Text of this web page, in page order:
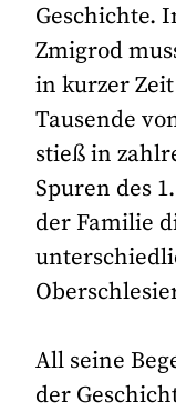
Geschichte.
Zmigrod
in kurzer
Tausende
stieß in
Spuren des
der Familie
All seine
der